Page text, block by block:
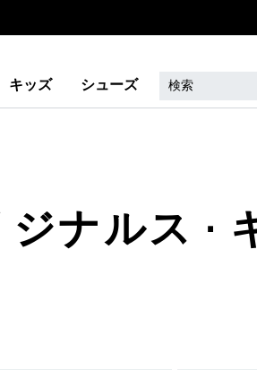
キッズ シューズ
ナルス ·